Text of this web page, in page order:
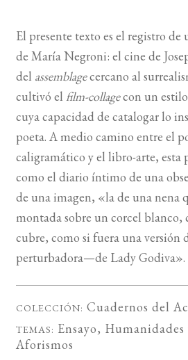
El presente texto es el registro
de María Negroni: el cine de
del assemblagecercano al
cultivó el film-collagecon un
cuya capacidad de catalogar lo
poeta. A medio camino entre el
caligramático y el libro-arte, esta
como el diario íntimo de una
de una imagen, «la de una nena
montada sobre un corcel blanco,
cubre, como si fuera una
perturbadora—de Lady Godiva».
COLECCIÓN: Cuadernos del
TEMAS: Ensayo, Humanidades
Aforismos